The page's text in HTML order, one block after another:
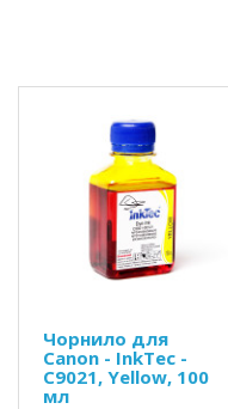
Чорнило для
Canon - InkTec -
C9021, Yellow, 100
мл